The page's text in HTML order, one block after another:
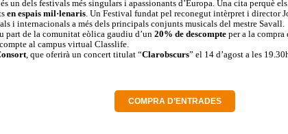
un dels festivals més singulars i apassionants d’Europa. Una cita perquè
en espais mil·lenaris. Un Festival fundat pel reconegut intèrpret i director
i internacionals a més dels principals conjunts musicals del mestre Savall.
part de la comunitat eòlica gaudiu d’un 20% de descompte per a la compra
al campus virtual Classlife.
, que oferirà un concert titulat “Clarobscurs” el 14 d’agost a les
COMPRA D’ENTRADES